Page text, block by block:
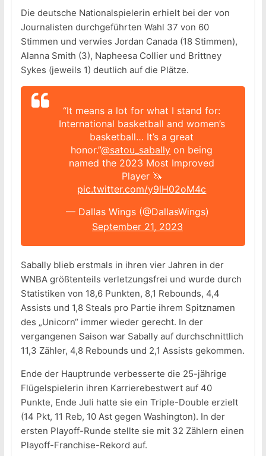
Die deutsche Nationalspielerin erhielt bei der von
Journalisten durchgeführten Wahl 37 von 60
Stimmen und verwies Jordan Canada (18 Stimmen),
Alanna Smith (3), Napheesa Collier und Brittney
Sykes (jeweils 1) deutlich auf die Plätze.
“It means a lot for what I stand for:
International basketball and women’s
basketball… It’s a great
honor.”@satou_sabally on being
named the 2023 Most Improved
Player 🦄
pic.twitter.com/y9lH02oM4c
— Dallas Wings (@DallasWings)
September 21, 2023
Sabally blieb erstmals in ihren vier Jahren in der
WNBA größtenteils verletzungsfrei und wurde durch
Statistiken von 18,6 Punkten, 8,1 Rebounds, 4,4
Assists und 1,8 Steals pro Partie ihrem Spitznamen
des „Unicorn“ immer wieder gerecht. In der
vergangenen Saison war Sabally auf durchschnittlich
11,3 Zähler, 4,8 Rebounds und 2,1 Assists gekommen.
Ende der Hauptrunde verbesserte die 25-jährige
Flügelspielerin ihren Karrierebestwert auf 40
Punkte, Ende Juli hatte sie ein Triple-Double erzielt
(14 Pkt, 11 Reb, 10 Ast gegen Washington). In der
ersten Playoff-Runde stellte sie mit 32 Zählern einen
Playoff-Franchise-Rekord auf.